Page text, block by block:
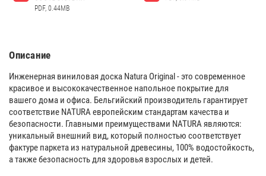
PDF, 0.44MB
Описание
Инженерная виниловая доска Natura Original - это современное
красивое и высококачественное напольное покрытие для
вашего дома и офиса. Бельгийский производитель гарантирует
cоответствие NATURA европейским стандартам качества и
безопасности. Главными преимуществами NATURA являются:
уникальный внешний вид, который полностью соответствует
фактуре паркета из натуральной древесины, 100% водостойкость,
а также безопасность для здоровья взрослых и детей.